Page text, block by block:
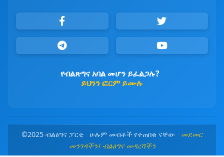
የብልጽግና አባል መሆን ይፈልጋሉ?
ይህንን ፎርም ይሙሉ
©2025 ብልፅግና ፓርቲ ሁሉም መብቶች የተጠበቁ ናቸው መደመር
መንገዳችን፤ ብልፅግና መዳረሻችን